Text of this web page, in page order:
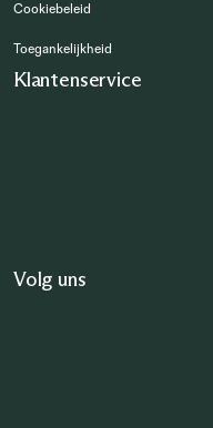
Cookiebeleid
Toegankelijkheid
Klantenservice
Volg uns